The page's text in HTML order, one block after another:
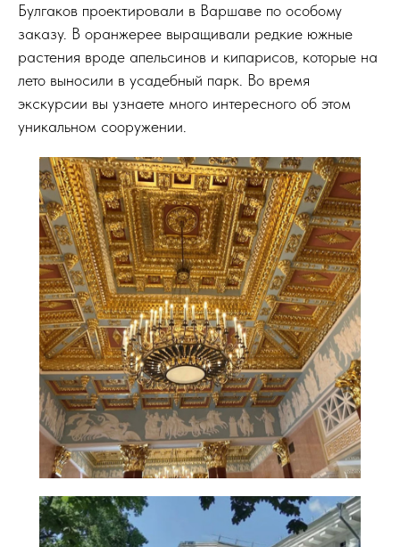
Булгаков проектировали в Варшаве по особому
заказу. В оранжерее выращивали редкие южные
растения вроде апельсинов и кипарисов, которые на
лето выносили в усадебный парк. Во время
экскурсии вы узнаете много интересного об этом
уникальном сооружении.